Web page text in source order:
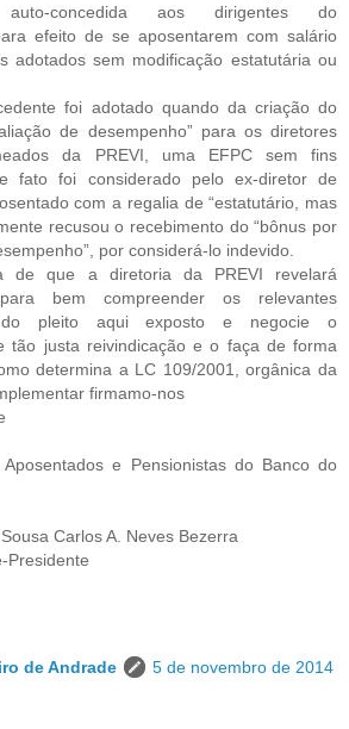
auto-concedida aos dirigentes do
efeito de se aposentarem com salário
adotados sem modificação estatutária ou
foi adotado quando da criação do
de desempenho” para os diretores
da PREVI, uma EFPC sem fins
fato foi considerado pelo ex-diretor de
com a regalia de “estatutário, mas
recusou o recebimento do “bônus por
por considerá-lo indevido.
de que a diretoria da PREVI revelará
bem compreender os relevantes
do pleito aqui exposto e negocie o
tão justa reivindicação e o faça de forma
determina a LC 109/2001, orgânica da
firmamo-nos
Aposentados e Pensionistas do Banco do
Carlos A. Neves Bezerra
Presidente
de Andrade
5 de novembro de 2014